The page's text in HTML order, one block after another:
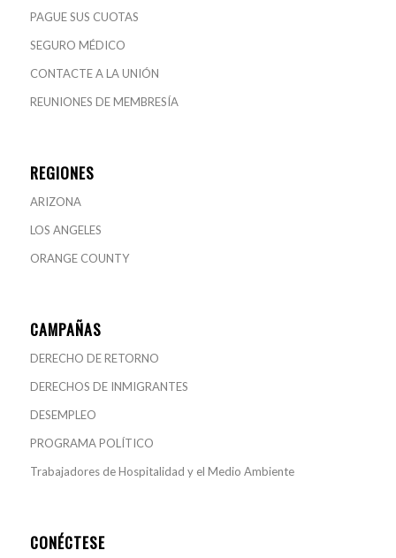
PAGUE SUS CUOTAS
SEGURO MÉDICO
CONTACTE A LA UNIÓN
REUNIONES DE MEMBRESÍA
REGIONES
ARIZONA
LOS ANGELES
ORANGE COUNTY
CAMPAÑAS
DERECHO DE RETORNO
DERECHOS DE INMIGRANTES
DESEMPLEO
PROGRAMA POLÍTICO
Trabajadores de Hospitalidad y el Medio Ambiente
CONÉCTESE